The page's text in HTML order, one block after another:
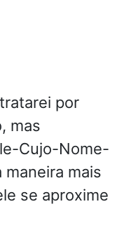
por
mas
Cujo-Nome-
mais
se aproxime